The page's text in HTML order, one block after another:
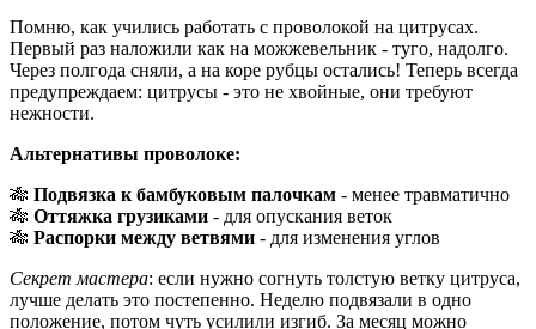
Помню, как учились работать с проволокой на цитрусах.
Первый раз наложили как на можжевельник - туго, надолго.
Через полгода сняли, а на коре рубцы остались! Теперь всегда
предупреждаем: цитрусы - это не хвойные, они требуют
нежности.
Альтернативы проволоке:
🎋 Подвязка к бамбуковым палочкам - менее травматично
🎋 Оттяжка грузиками - для опускания веток
🎋 Распорки между ветвями - для изменения углов
Секрет мастера: если нужно согнуть толстую ветку цитруса,
лучше делать это постепенно. Неделю подвязали в одно
положение, потом чуть усилили изгиб. За месяц можно